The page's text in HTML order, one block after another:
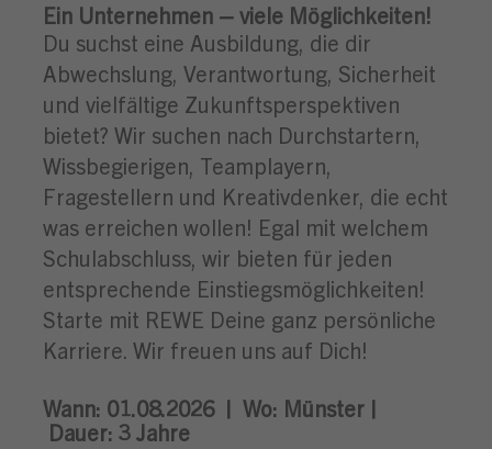
Ein Unternehmen – viele Möglichkeiten!
Du suchst eine Ausbildung, die dir
Abwechslung, Verantwortung, Sicherheit
und vielfältige Zukunftsperspektiven
bietet? Wir suchen nach Durchstartern,
Wissbegierigen, Teamplayern,
Fragestellern und Kreativdenker, die echt
was erreichen wollen! Egal mit welchem
Schulabschluss, wir bieten für jeden
entsprechende Einstiegsmöglichkeiten!
Starte mit REWE Deine ganz persönliche
Karriere. Wir freuen uns auf Dich!
Wann: 01.08.2026 | Wo: Münster |
Dauer: 3 Jahre